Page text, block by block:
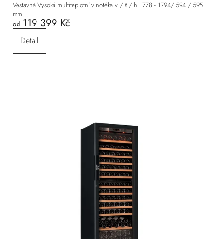
od 119 399 Kč
Detail
Vestavná Vysoká multiteplotní vinotéka v / š / h 1778 - 1794/ 594 / 595
mm...